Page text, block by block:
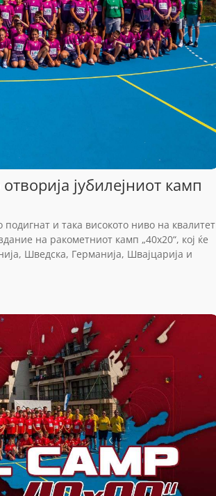
јубилејниот камп
и така високото ниво на квалитет
на ракометниот камп „40х20“, кој ќе
Шведска, Германија, Швајцарија и